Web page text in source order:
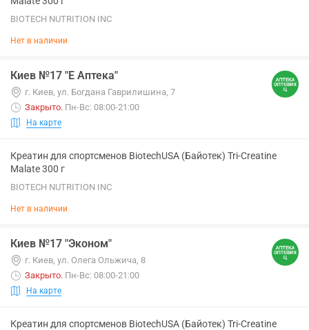
BIOTECH NUTRITION INC
Нет в наличии
Киев №17 "Е Аптека"
г. Киев, ул. Богдана Гаврилишина, 7
Закрыто. Пн-Вс: 08:00-21:00
На карте
Креатин для спортсменов BiotechUSA (Байотек) Tri-Creatine
Malate 300 г
BIOTECH NUTRITION INC
Нет в наличии
Киев №17 "Эконом"
г. Киев, ул. Олега Ольжича, 8
Закрыто. Пн-Вс: 08:00-21:00
На карте
Креатин для спортсменов BiotechUSA (Байотек) Tri-Creatine